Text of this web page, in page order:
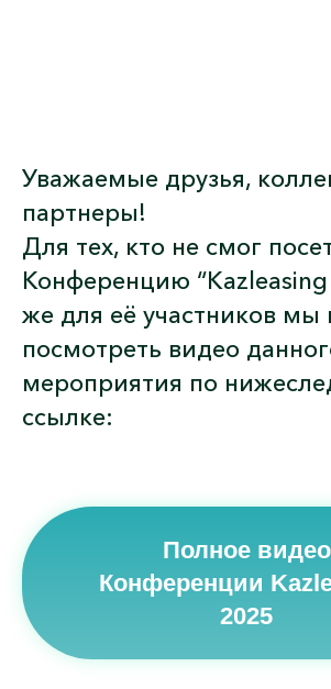
Уважаемые друзья,
партнеры!
Для тех, кто не смог
Конференцию “Kazleasing
же для её участников мы
посмотреть видео
мероприятия по
ссылке:
Полное видео
Конференции
2025